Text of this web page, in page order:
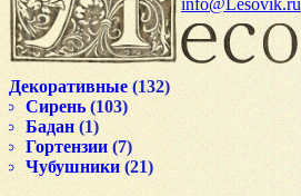
info@Lesovik.ru
Декоративные (132)
Сирень (103)
Бадан (1)
Гортензии (7)
Чубушники (21)